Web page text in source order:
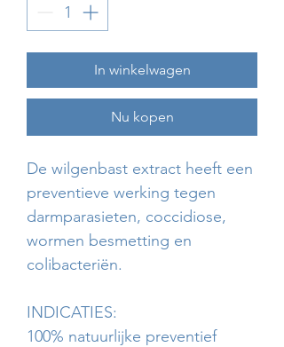
In winkelwagen
Nu kopen
De wilgenbast extract heeft een
preventieve werking tegen
darmparasieten, coccidiose,
wormen besmetting en
colibacteriën.
INDICATIES:
100% natuurlijke preventief